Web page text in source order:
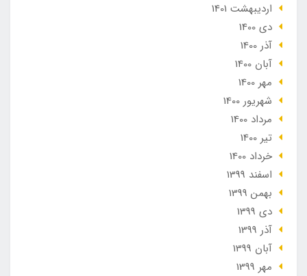
ارديبهشت 1401
دی 1400
آذر 1400
آبان 1400
مهر 1400
شهریور 1400
مرداد 1400
تير 1400
خرداد 1400
اسفند 1399
بهمن 1399
دی 1399
آذر 1399
آبان 1399
مهر 1399